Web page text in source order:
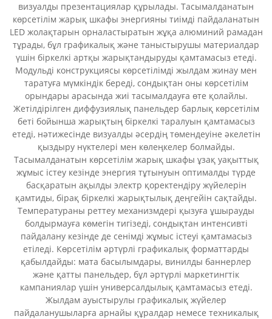
визуалды презентациялар құрылады. Тасымалданатын
көрсетілім жарық шкафы энергияны тиімді пайдаланатын
LED жолақтарын орналастыратын жұқа алюминий рамадан
тұрады, бұл графикалық және таныстырушы материалдар
үшін біркелкі артқы жарықтандыруды қамтамасыз етеді.
Модульді конструкциясы көрсетілімді жылдам жинау мен
таратуға мүмкіндік береді, сондықтан оны көрсетілім
орындары арасында жиі тасымалдауға өте қолайлы.
Жетілдірілген диффузиялық панельдер барлық көрсетілім
беті бойынша жарықтың біркелкі таралуын қамтамасыз
етеді, нәтижесінде визуалды әсердің төмендеуіне әкелетін
қыздыру нүктелері мен көлеңкелер болмайды.
Тасымалданатын көрсетілім жарық шкафы ұзақ уақыттық
жұмыс істеу кезінде энергия тұтынуын оптималды түрде
басқаратын ақылды электр қоректендіру жүйелерін
қамтиды, бірақ біркелкі жарықтылық деңгейін сақтайды.
Температураны реттеу механизмдері қызуға ұшырауды
болдырмауға көмегін тигізеді, сондықтан интенсивті
пайдалану кезінде де сенімді жұмыс істеуі қамтамасыз
етіледі. Көрсетілім әртүрлі графикалық форматтарды
қабылдайды: мата басылымдары, винилды баннерлер
және қатты панельдер, бұл әртүрлі маркетингтік
кампаниялар үшін универсалдылық қамтамасыз етеді.
Жылдам ауыстырулы графикалық жүйелер
пайдаланушыларға арнайы құралдар немесе техникалық